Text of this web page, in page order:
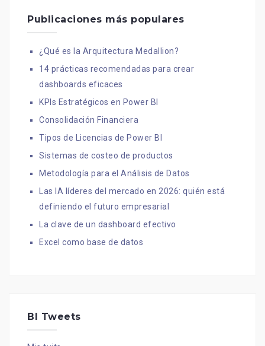
Publicaciones más populares
¿Qué es la Arquitectura Medallion?
14 prácticas recomendadas para crear
dashboards eficaces
KPIs Estratégicos en Power BI
Consolidación Financiera
Tipos de Licencias de Power BI
Sistemas de costeo de productos
Metodología para el Análisis de Datos
Las IA líderes del mercado en 2026: quién está
definiendo el futuro empresarial
La clave de un dashboard efectivo
Excel como base de datos
BI Tweets